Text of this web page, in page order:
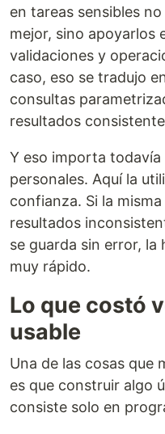
en tareas sensibles
mejor, sino apoyarlos
validaciones y
caso, eso se tradujo
consultas
resultados
Y eso importa
personales. Aquí la
confianza. Si la
resultados
se guarda sin error,
muy rápido.
Lo que costó
usable
Una de las cosas que
es que construir algo
consiste solo en